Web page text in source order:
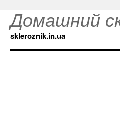
Домашний
skleroznik.in.ua